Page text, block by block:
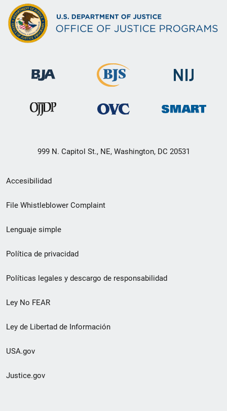
999 N. Capitol St., NE, Washington, DC 20531
Menú
de
de
pie
de
página
Accesibilidad
File Whistleblower Complaint
Lenguaje simple
Política de privacidad
Políticas legales y descargo de responsabilidad
Ley No FEAR
Ley de Libertad de Información
USA.gov
Justice.gov